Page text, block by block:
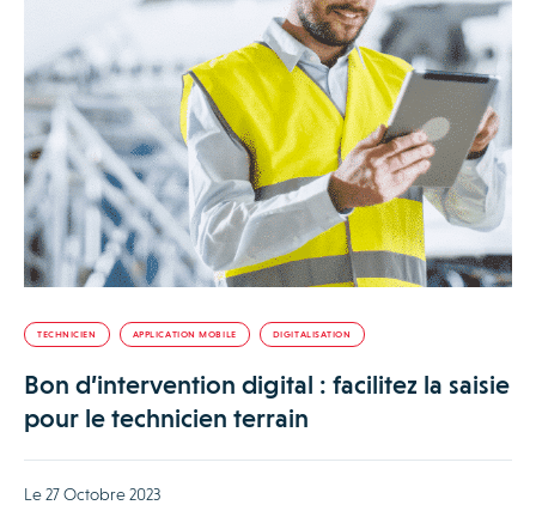
TECHNICIEN APPLICATION MOBILE DIGITALISATION
Bon d’intervention digital : facilitez la saisie
pour le technicien terrain
Le 27 Octobre 2023